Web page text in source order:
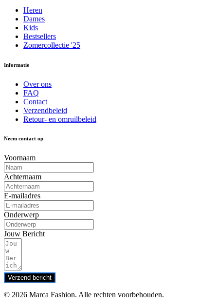
Heren
Dames
Kids
Bestsellers
Zomercollectie '25
Informatie
Over ons
FAQ
Contact
Verzendbeleid
Retour- en omruilbeleid
Neem contact op
Voornaam
Achternaam
E-mailadres
Onderwerp
Jouw Bericht
Verzend bericht
© 2026 Marca Fashion. Alle rechten voorbehouden.